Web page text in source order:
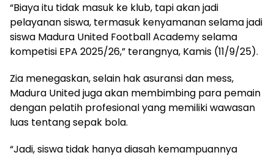
“Biaya itu tidak masuk ke klub, tapi akan jadi
pelayanan siswa, termasuk kenyamanan selama jadi
siswa Madura United Football Academy selama
kompetisi EPA 2025/26,” terangnya, Kamis (11/9/25).
Zia menegaskan, selain hak asuransi dan mess,
Madura United juga akan membimbing para pemain
dengan pelatih profesional yang memiliki wawasan
luas tentang sepak bola.
“Jadi, siswa tidak hanya diasah kemampuannya